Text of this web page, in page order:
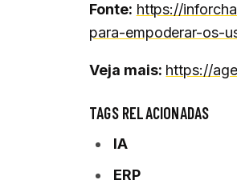
Fonte: https://
para-empoderar-os-
Veja mais: https://
TAGS RELACIONADAS
IA
ERP